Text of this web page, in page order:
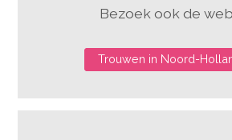
Bezoek ook de
Trouwen in Noord-